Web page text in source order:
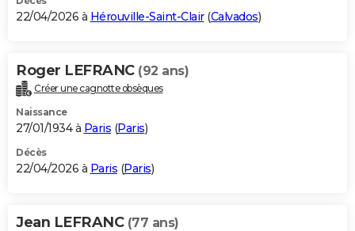
22/04/2026 à Hérouville-Saint-Clair(Calvados)
Roger LEFRANC (92 ans)
Créer une cagnotte obsèques
Naissance
27/01/1934 à Paris (Paris)
Décès
22/04/2026 à Paris (Paris)
Jean LEFRANC (77 ans)